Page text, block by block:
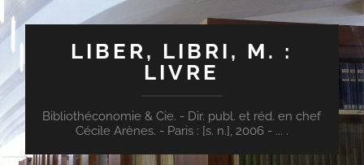
LIBER, LIBRI, M. :
LIVRE
Bibliothéconomie & Cie. - Dir. publ. et réd. en chef
Cécile Arènes. - Paris : [s. n.], 2006 - ... .